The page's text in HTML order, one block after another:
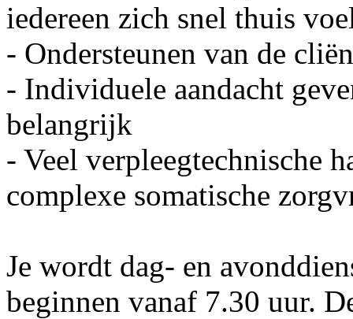
iedereen zich snel thuis
- Ondersteunen van de
- Individuele aandacht
belangrijk
- Veel verpleegtechnische
complexe somatische
Je wordt dag- en
beginnen vanaf 7.30 uur.